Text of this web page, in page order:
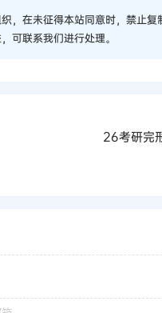
，在未征得本站同意时，禁止
可联系我们进行处理。
26考研完